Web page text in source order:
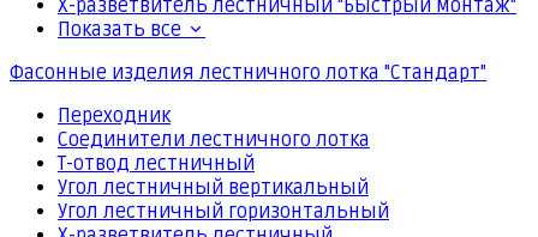
Х-разветвитель лестничный "Быстрый монтаж"
Показать все
Фасонные изделия лестничного лотка "Стандарт"
Переходник
Соединители лестничного лотка
Т-отвод лестничный
Угол лестничный вертикальный
Угол лестничный горизонтальный